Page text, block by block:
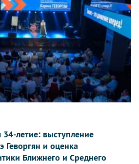
летие: выступление
Геворгян и оценка
Ближнего и Среднего